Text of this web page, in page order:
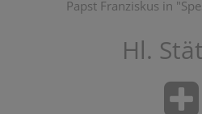
Papst Franziskus in
Hl.